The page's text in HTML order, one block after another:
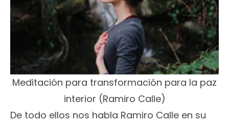
Meditación para transformación para la paz
interior (Ramiro Calle)
De todo ellos nos habla Ramiro Calle en su